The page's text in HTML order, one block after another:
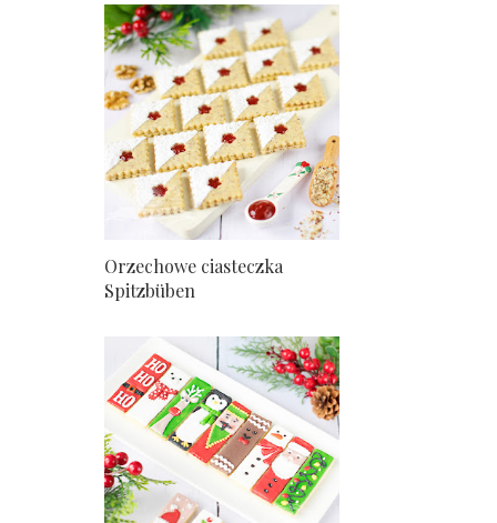
Orzechowe ciasteczka
Spitzbüben